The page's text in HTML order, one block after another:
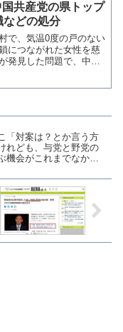
共産党の県トップ
などの処分
で、気温0度の戸のない
につながれた女性を慈
発見した問題で、中国
「対案は？とか言う方
れども、与党と野党の
機会がこれまでなかっ
いる」